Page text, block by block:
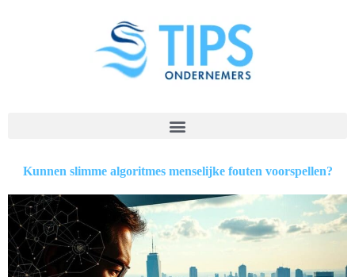
Kunnen slimme algoritmes menselijke fouten voorspellen?